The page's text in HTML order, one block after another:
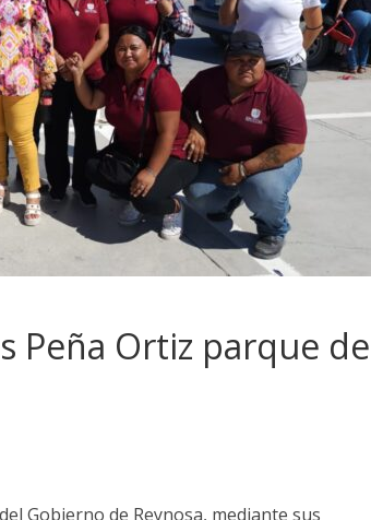
Peña Ortiz parque de
Gobierno de Reynosa, mediante sus